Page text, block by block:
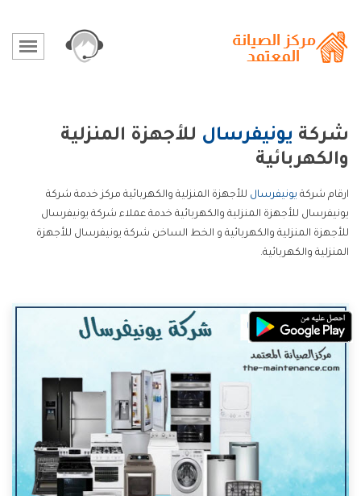
شركة يونيفرسال للأجهزة المنزلية
والكهربائية
ارقام شركة يونيفرسال للأجهزة المنزلية والكهربائية مركز خدمة شركة
يونيفرسال للأجهزة المنزلية والكهربائية خدمة عملاء شركة يونيفرسال
للأجهزة المنزلية والكهربائية و الخط الساخن شركة يونيفرسال للأجهزة
المنزلية والكهربائية.